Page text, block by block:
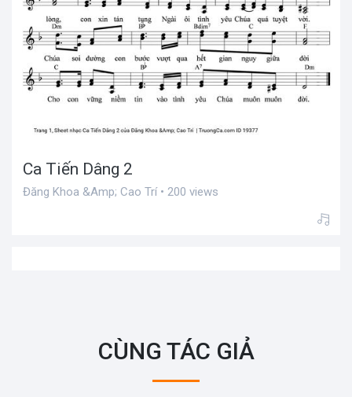
Ca Tiến Dâng 2
Đăng Khoa &Amp; Cao Trí • 200 views
CÙNG TÁC GIẢ